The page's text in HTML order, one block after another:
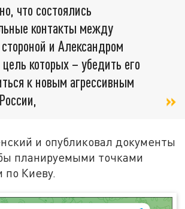
что состоялись
контакты между
и Александром
которых – убедить его
к новым агрессивным
и опубликовал документы
планируемыми точками
по Киеву.